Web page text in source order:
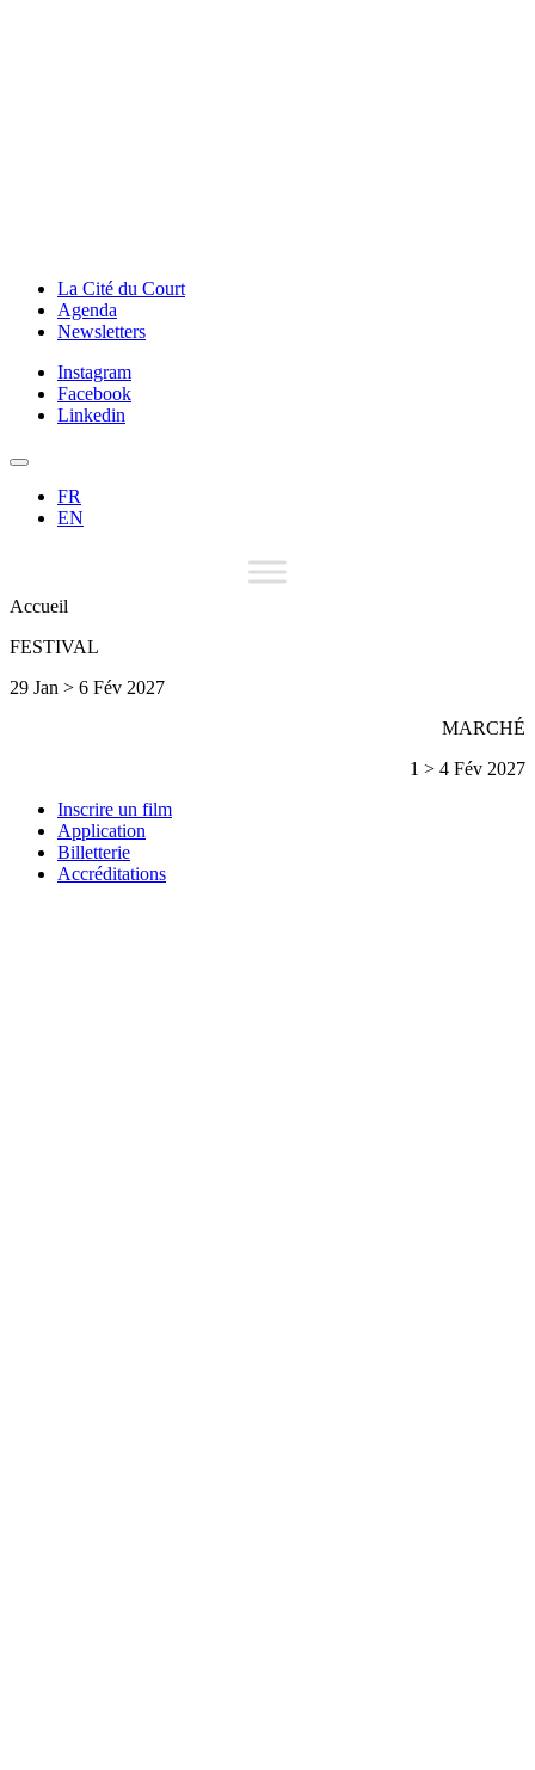
La Cité du Court
Agenda
Newsletters
Instagram
Facebook
Linkedin
FR
EN
Accueil
FESTIVAL
29 Jan > 6 Fév 2027
MARCHÉ
1 > 4 Fév 2027
Inscrire un film
Application
Billetterie
Accréditations